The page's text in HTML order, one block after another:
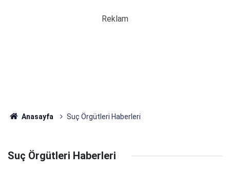
Anasayfa Suç Örgütleri Haberleri
Suç Örgütleri Haberleri